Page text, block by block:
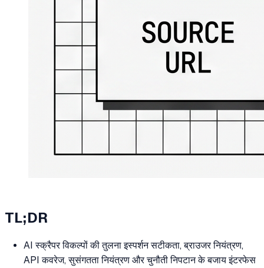
TL;DR
AI स्क्रैपर विकल्पों की तुलना इस्पर्शन सटीकता, ब्राउजर नियंत्रण,
API कवरेज, सुसंगतता नियंत्रण और चुनौती निपटान के बजाय इंटरफेस